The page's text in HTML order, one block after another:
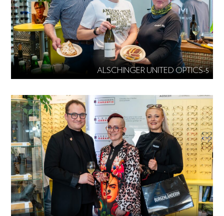
ALSCHINGER UNITED OPTICS-5